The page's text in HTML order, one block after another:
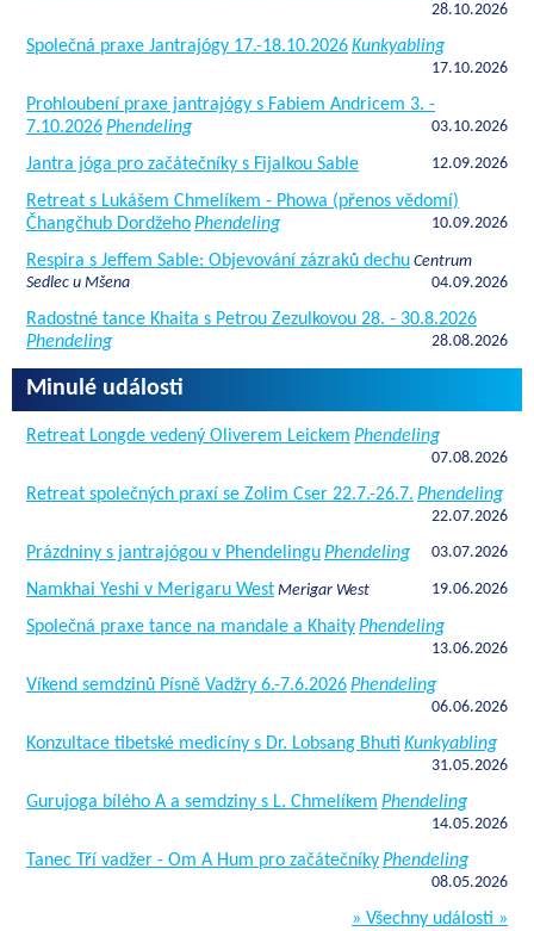
28.10.2026
Společná praxe Jantrajógy 17.-18.10.2026Kunkyabling
17.10.2026
Prohloubení praxe jantrajógy s Fabiem Andricem 3. -
7.10.2026Phendeling 03.10.2026
Jantra jóga pro začátečníky s Fijalkou Sable 12.09.2026
Retreat s Lukášem Chmelíkem - Phowa (přenos vědomí)
Čhangčhub DordžehoPhendeling 10.09.2026
Respira s Jeffem Sable: Objevování zázraků dechu Centrum
Sedlec u Mšena
04.09.2026
Radostné tance Khaita s Petrou Zezulkovou 28. - 30.8.2026
Phendeling
28.08.2026
Minulé události
Retreat Longde vedený Oliverem Leickem Phendeling
07.08.2026
Retreat společných praxí se Zolim Cser 22.7.-26.7. Phendeling
22.07.2026
Prázdniny s jantrajógou v PhendelinguPhendeling 03.07.2026
Namkhai Yeshi v Merigaru West Merigar West 19.06.2026
Společná praxe tance na mandale a KhaityPhendeling
13.06.2026
Víkend semdzinů Písně Vadžry 6.-7.6.2026Phendeling
06.06.2026
Konzultace tibetské medicíny s Dr. Lobsang Bhuti Kunkyabling
31.05.2026
Gurujoga bílého A a semdziny s L. Chmelíkem Phendeling
14.05.2026
Tanec Tří vadžer - Om A Hum pro začátečníkyPhendeling
08.05.2026
» Všechny události »